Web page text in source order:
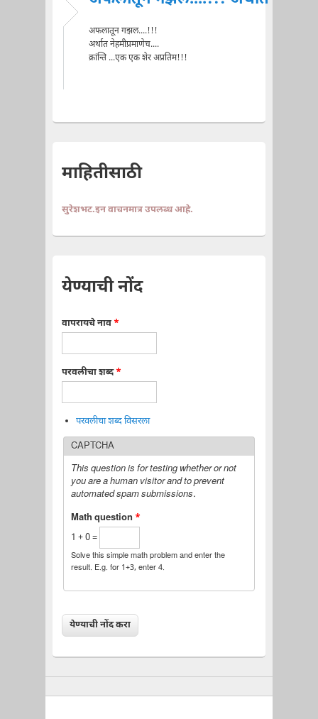
अफलातून गझल....!!!
अर्थात नेहमीप्रमाणेच....
क्रांन्ति ...एक एक शेर अप्रतिम!!!
माहितीसाठी
सुरेशभट.इन वाचनमात्र उपलब्ध आहे.
येण्याची नोंद
वापरायचे नाव *
परवलीचा शब्द*
परवलीचा शब्द विसरला
CAPTCHA
This question is for testing whether or not
you are a human visitor and to prevent
automated spam submissions.
Math question *
1 + 0 =
Solve this simple math problem and enter the
result. E.g. for 1+3, enter 4.